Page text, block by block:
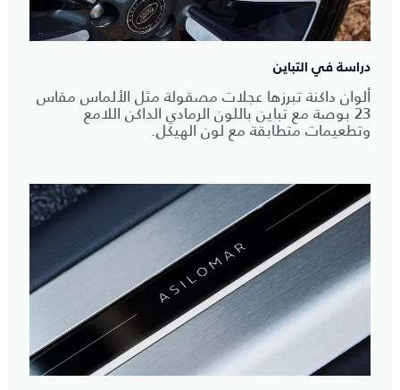
دراسة في التباين
ألوان داكنة تبرزها عجلات مصقولة مثل الألماس مقاس
23 بوصة مع تباين باللون الرمادي الداكن اللامع
وتطعيمات متطابقة مع لون الهيكل.